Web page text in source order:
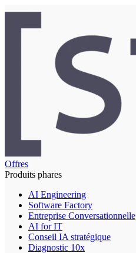
Offres
Produits phares
AI Engineering
Software Factory
Entreprise Conversationnelle
AI for IT
Conseil IA stratégique
Diagnostic 10x